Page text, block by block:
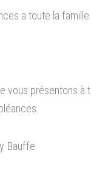
a toute la famille
vous présentons à
Bauffe